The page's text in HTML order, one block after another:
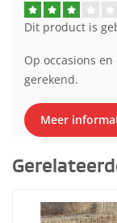
Dit product is
Op occasions
gerekend.
Meer